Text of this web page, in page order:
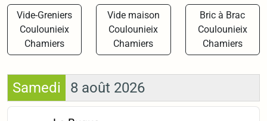
Vide-Greniers
Coulounieix
Chamiers
Vide maison
Coulounieix
Chamiers
Bric à Brac
Coulounieix
Chamiers
Samedi 8 août 2026